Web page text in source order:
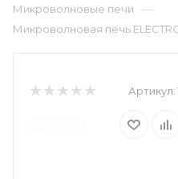
Микроволновые печи —
Микроволновая печь
Артикул: